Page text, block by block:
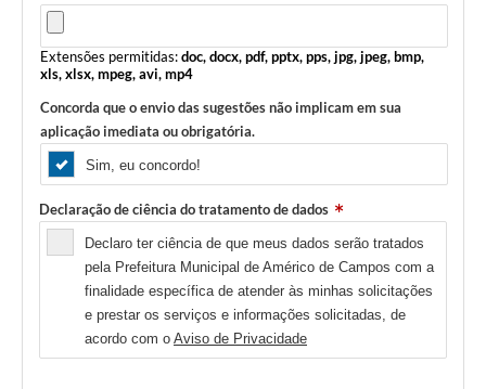
Extensões permitidas:doc, docx, pdf, pptx, pps, jpg, jpeg, bmp,
xls, xlsx, mpeg, avi, mp4
Concorda que o envio das sugestões não implicam em sua
aplicação imediata ou obrigatória.
Sim, eu concordo!
Declaração de ciência do tratamento de dados
Declaro ter ciência de que meus dados serão tratados
pela Prefeitura Municipal de Américo de Campos com a
finalidade específica de atender às minhas solicitações
e prestar os serviços e informações solicitadas, de
acordo com o Aviso de Privacidade